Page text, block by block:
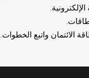
الائتمان واتبع الخطوات.